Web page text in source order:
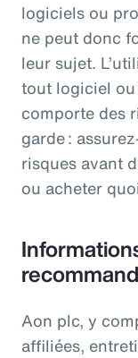
logiciels ou
ne peut donc
leur sujet.
tout logiciel
comporte des
garde :
risques avant
ou acheter
Aon plc, y
affiliées,